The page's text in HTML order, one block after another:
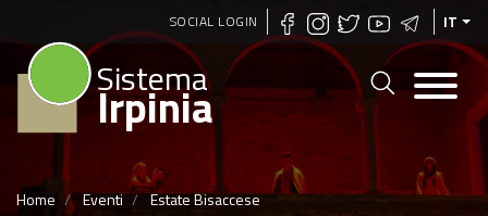
Salta
al
principale
SOCIAL LOGIN IT
Sistema
Irpinia
Home Eventi Estate Bisaccese